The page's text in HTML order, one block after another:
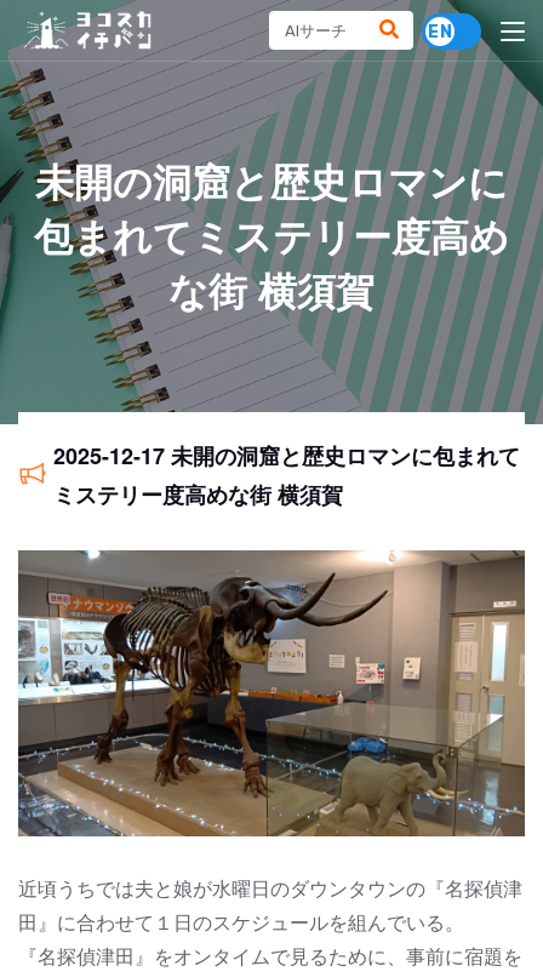
未開の洞窟と歴史ロマンに
包まれてミステリー度高め
な街 横須賀
2025-12-17 未開の洞窟と歴史ロマンに包まれて
ミステリー度高めな街 横須賀
近頃うちでは夫と娘が水曜日のダウンタウンの『名探偵津
田』に合わせて１日のスケジュールを組んでいる。
『名探偵津田』をオンタイムで見るために、事前に宿題を